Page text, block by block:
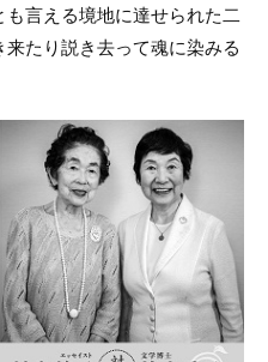
言える境地に達せられた二
たり説き去って魂に染みる